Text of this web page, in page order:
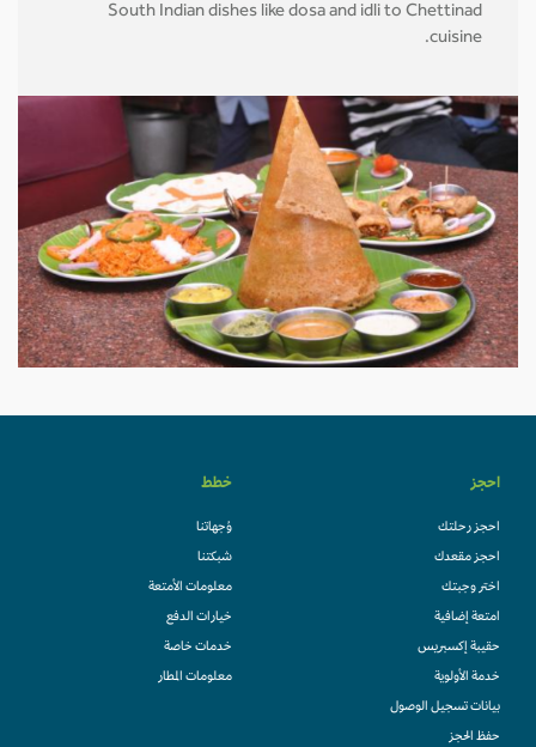
South Indian dishes like dosa and idli to Chettinad
cuisine.
احجز
احجز رحلتك
احجز مقعدك
اختر وجبتك
امتعة إضافية
حقيبة إكسبريس
خدمة الأولوية
بيانات تسجيل الوصول
حفظ الحجز
خطط
وُجهاتنا
شبكتنا
معلومات الأمتعة
خيارات الدفع
خدمات خاصة
معلومات المطار